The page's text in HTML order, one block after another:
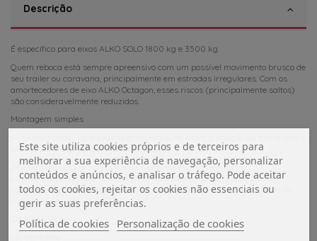
Descrição
É específico para eixos ALKO SOLO 1800 kg e 3500 kg
Quem reboca está sempre apreensivo com um possível movimento brusco de
seu trailer ou caravana, principalmente em estradas irregulares. Com os
amortecedores de eixo ALKO Octagon, esses riscos (principalmente saltos)
são consideravelmente reduzidos.
Montagem simples
reduzem o desgaste até 5° de inclinação.
Ao contrário do que normalmente é encontrado no mercado, os
amortecedores de eixo ALKO Octagon possuem os parafusos e cavilhas
(parafuso + porca) integrados na tampa e isso está incluso na entrega de
cada amortecedor.
Características
Este site utiliza cookies próprios e de terceiros para
melhorar a sua experiência de navegação, personalizar
conteúdos e anúncios, e analisar o tráfego. Pode aceitar
todos os cookies, rejeitar os cookies não essenciais ou
gerir as suas preferências.
Política de cookies Personalização de cookies